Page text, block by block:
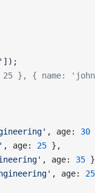
]);
}, { name:
, age: 30
, age: 25 },
, age: 35
, age: 25